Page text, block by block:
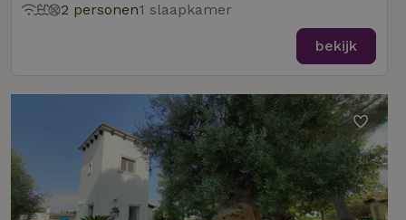
2 personen1 slaapkamer
bekijk